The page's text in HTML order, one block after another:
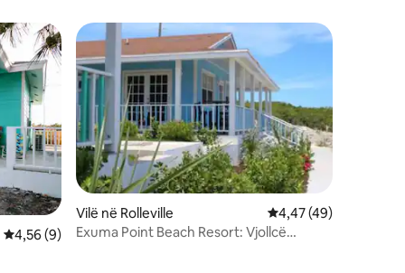
Vlerësimi mesatar 4,56 nga 5, 9 vlerësime
4,56 (9)
Vilë në Rolleville Vlerësimi mesatar
4,47 (49)
Exuma Point Beach Resort: Vjollcë